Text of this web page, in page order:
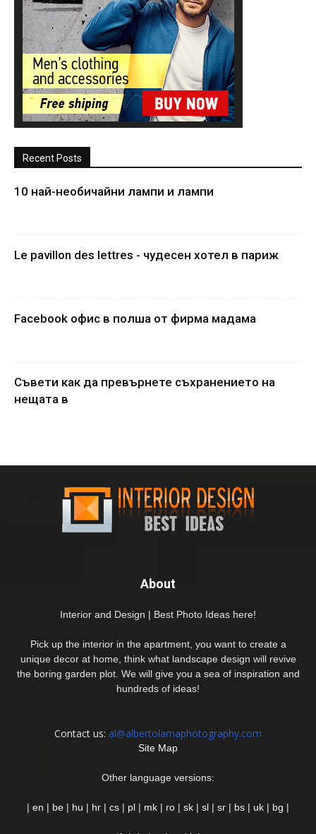
Recent Posts
10 най-необичайни лампи и лампи
Le pavillon des lettres - чудесен хотел в париж
Facebook офис в полша от фирма мадама
Съвети как да превърнете съхранението на
нещата в
About
Interior and Design | Best Photo Ideas here!
Pick up the interior in the apartment, you want to create a
unique decor at home, think what landscape design will revive
the boring garden plot. We will give you a sea of inspiration and
hundreds of ideas!
Contact us: al@albertolamaphotography.com
Site Map
Other language versions:
| en | be | hu | hr | cs | pl | mk | ro | sk | sl | sr | bs | uk | bg |